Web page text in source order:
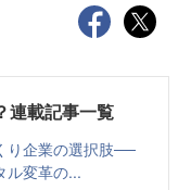
連載記事一覧
り企業の選択肢──
ル変革の...